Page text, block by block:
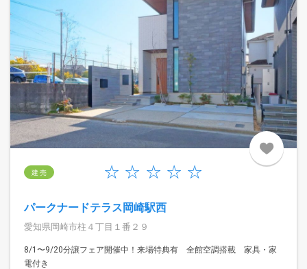
建 売
パークナードテラス岡崎駅西
愛知県岡崎市柱４丁目１番２９
8/1〜9/20分譲フェア開催中！来場特典有 全館空調搭載 家具・家
電付き